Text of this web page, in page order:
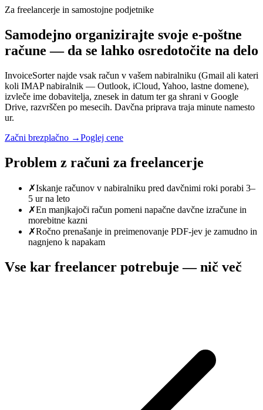
Za freelancerje in samostojne podjetnike
Samodejno organizirajte svoje e-poštne
račune — da se lahko osredotočite na delo
InvoiceSorter najde vsak račun v vašem nabiralniku (Gmail ali kateri
koli IMAP nabiralnik — Outlook, iCloud, Yahoo, lastne domene),
izvleče ime dobavitelja, znesek in datum ter ga shrani v Google
Drive, razvrščen po mesecih. Davčna priprava traja minute namesto
ur.
Začni brezplačno →Poglej cene
Problem z računi za freelancerje
✗Iskanje računov v nabiralniku pred davčnimi roki porabi 3–
5 ur na leto
✗En manjkajoči račun pomeni napačne davčne izračune in
morebitne kazni
✗Ročno prenašanje in preimenovanje PDF-jev je zamudno in
nagnjeno k napakam
Vse kar freelancer potrebuje — nič več